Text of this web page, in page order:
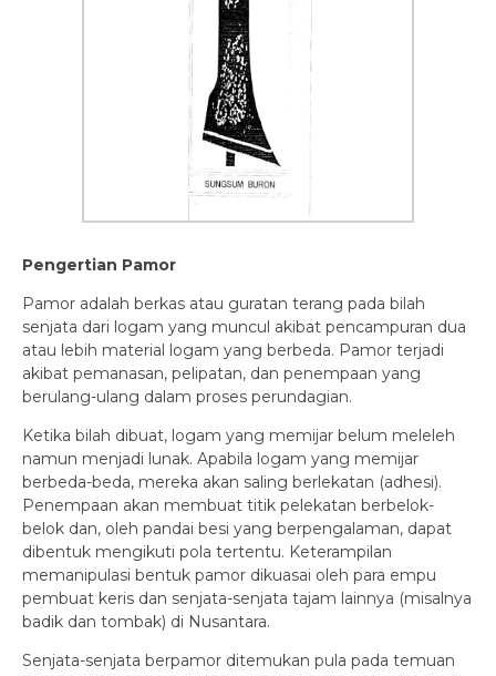
Pengertian Pamor
Pamor adalah berkas atau guratan terang pada bilah
senjata dari logam yang muncul akibat pencampuran dua
atau lebih material logam yang berbeda. Pamor terjadi
akibat pemanasan, pelipatan, dan penempaan yang
berulang-ulang dalam proses perundagian.
Ketika bilah dibuat, logam yang memijar belum meleleh
namun menjadi lunak. Apabila logam yang memijar
berbeda-beda, mereka akan saling berlekatan (adhesi).
Penempaan akan membuat titik pelekatan berbelok-
belok dan, oleh pandai besi yang berpengalaman, dapat
dibentuk mengikuti pola tertentu. Keterampilan
memanipulasi bentuk pamor dikuasai oleh para empu
pembuat keris dan senjata-senjata tajam lainnya (misalnya
badik dan tombak) di Nusantara.
Senjata-senjata berpamor ditemukan pula pada temuan